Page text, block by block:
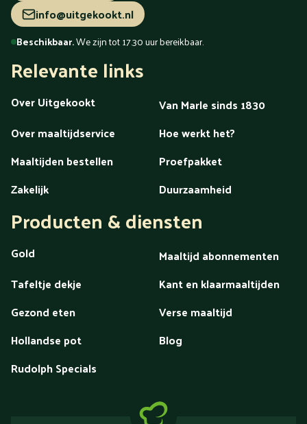
info@uitgekookt.nl
Beschikbaar.We zijn tot 17.30 uur bereikbaar.
Relevante links
Over Uitgekookt
Van Marle sinds 1830
Over maaltijdservice
Hoe werkt het?
Maaltijden bestellen
Proefpakket
Zakelijk
Duurzaamheid
Producten & diensten
Gold
Maaltijd abonnementen
Tafeltje dekje
Kant en klaarmaaltijden
Gezond eten
Verse maaltijd
Hollandse pot
Blog
Rudolph Specials